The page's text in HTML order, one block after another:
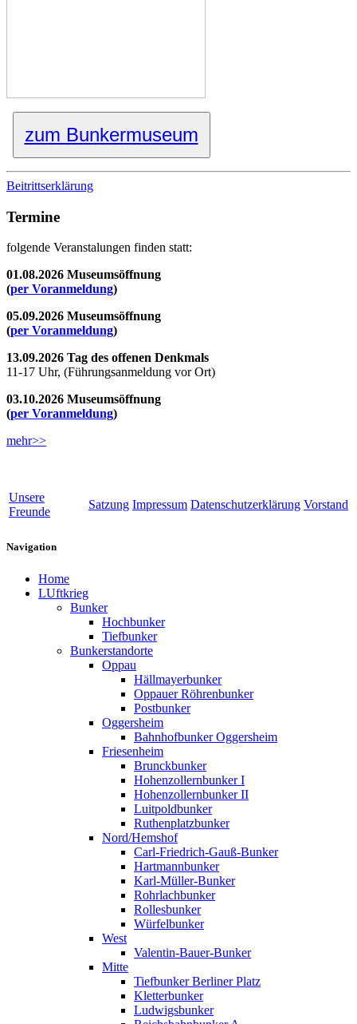
zum Bunkermuseum
Beitrittserklärung
Termine
folgende Veranstalungen finden statt:
01.08.2026 Museumsöffnung
(per Voranmeldung)
05.09.2026 Museumsöffnung
(per Voranmeldung)
13.09.2026 Tag des offenen Denkmals
11-17 Uhr, (Führungsanmeldung vor Ort)
03.10.2026 Museumsöffnung
(per Voranmeldung)
mehr>>
Unsere
Freunde
Satzung Impressum Datenschutzerklärung Vorstand
Navigation
Home
LUftkrieg
Bunker
Hochbunker
Tiefbunker
Bunkerstandorte
Oppau
Hällmayerbunker
Oppauer Röhrenbunker
Postbunker
Oggersheim
Bahnhofbunker Oggersheim
Friesenheim
Brunckbunker
Hohenzollernbunker I
Hohenzollernbunker II
Luitpoldbunker
Ruthenplatzbunker
Nord/Hemshof
Carl-Friedrich-Gauß-Bunker
Hartmannbunker
Karl-Müller-Bunker
Rohrlachbunker
Rollesbunker
Würfelbunker
West
Valentin-Bauer-Bunker
Mitte
Tiefbunker Berliner Platz
Kletterbunker
Ludwigsbunker